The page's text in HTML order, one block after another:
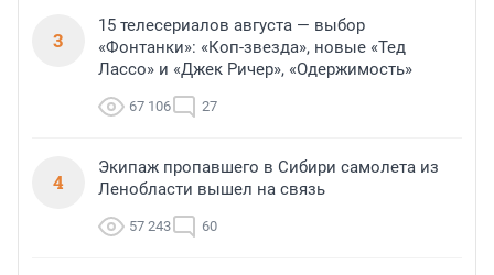
3
15 телесериалов августа — выбор
«Фонтанки»: «Коп-звезда», новые «Тед
Лассо» и «Джек Ричер», «Одержимость»
67 106 27
4
Экипаж пропавшего в Сибири самолета из
Ленобласти вышел на связь
57 243 60